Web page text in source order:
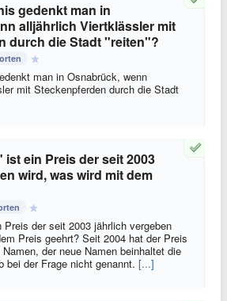
gedenkt man in
alljährlich Viertklässler mit
durch die Stadt "reiten"?
man in Osnabrück, wenn
mit Steckenpferden durch die Stadt
ein Preis der seit 2003
wird, was wird mit dem
Preis der seit 2003 jährlich vergeben
Preis geehrt? Seit 2004 hat der Preis
der neue Namen beinhaltet die
bei der Frage nicht genannt. [...]